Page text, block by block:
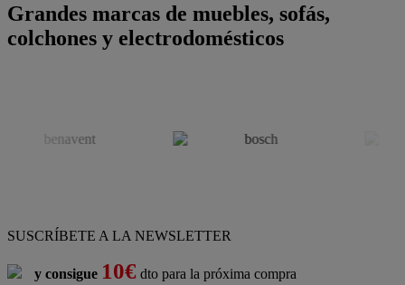
Grandes marcas de muebles, sofás,
colchones y electrodomésticos
SUSCRÍBETE A LA NEWSLETTER
y consigue 10€ dto para la próxima compra